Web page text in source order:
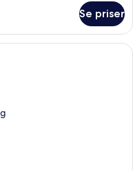
Se priser
av topp kvalitet, minibar